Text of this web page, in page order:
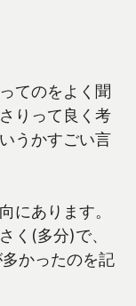
てのをよく聞
りって良く考
うかすごい言
にあります。
く(多分)で、
かったのを記